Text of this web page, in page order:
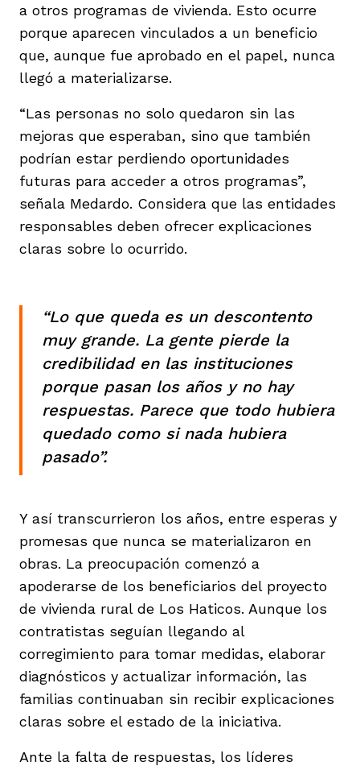
a otros programas de vivienda. Esto ocurre
porque aparecen vinculados a un beneficio
que, aunque fue aprobado en el papel, nunca
llegó a materializarse.
“Las personas no solo quedaron sin las
mejoras que esperaban, sino que también
podrían estar perdiendo oportunidades
futuras para acceder a otros programas”,
señala Medardo. Considera que las entidades
responsables deben ofrecer explicaciones
claras sobre lo ocurrido.
“Lo que queda es un descontento
muy grande. La gente pierde la
credibilidad en las instituciones
porque pasan los años y no hay
respuestas. Parece que todo hubiera
quedado como si nada hubiera
pasado”.
Y así transcurrieron los años, entre esperas y
promesas que nunca se materializaron en
obras. La preocupación comenzó a
apoderarse de los beneficiarios del proyecto
de vivienda rural de Los Haticos. Aunque los
contratistas seguían llegando al
corregimiento para tomar medidas, elaborar
diagnósticos y actualizar información, las
familias continuaban sin recibir explicaciones
claras sobre el estado de la iniciativa.
Ante la falta de respuestas, los líderes